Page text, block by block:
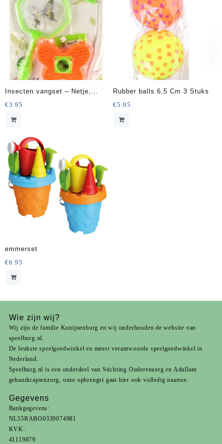
Insecten vangset – Netje,
pinset, bughouder en insecten
badge
€3.95
Rubber balls 6,5 Cm 3 Stuks
€5.95
emmerset
€6.95
Wie zijn wij?
Wij zijn de familie Konijnenburg en wij onderhouden de website van
speelburg.nl.
De leukste speelgoedwinkel en meest verantwoorde speelgoedwinkel in
Nederland.
Speelburg.nl is een onderdeel van Stichting Ouderenzorg en Adullam
gehandicaptenzorg , onze opbrengst gaat hier ook volledig naartoe.
Gegevens
Bankgegevens:
NL55RABO0339074981
KVK:
41119879